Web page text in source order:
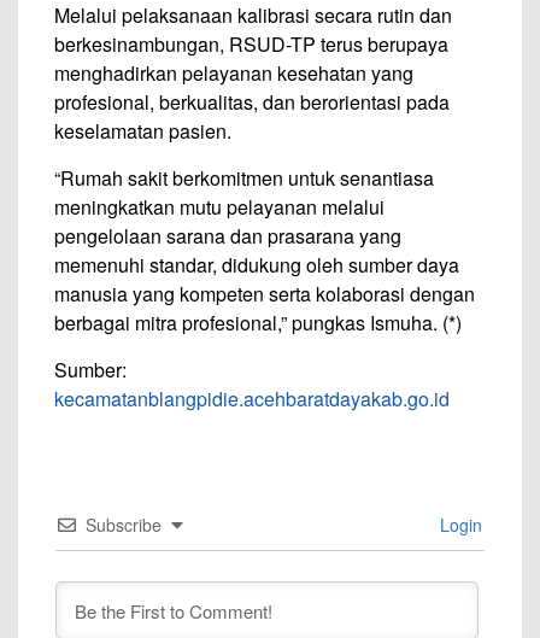
Melalui pelaksanaan kalibrasi secara rutin dan
berkesinambungan, RSUD-TP terus berupaya
menghadirkan pelayanan kesehatan yang
profesional, berkualitas, dan berorientasi pada
keselamatan pasien.
“Rumah sakit berkomitmen untuk senantiasa
meningkatkan mutu pelayanan melalui
pengelolaan sarana dan prasarana yang
memenuhi standar, didukung oleh sumber daya
manusia yang kompeten serta kolaborasi dengan
berbagai mitra profesional,” pungkas Ismuha. (*)
Sumber:
kecamatanblangpidie.acehbaratdayakab.go.id
Subscribe Login